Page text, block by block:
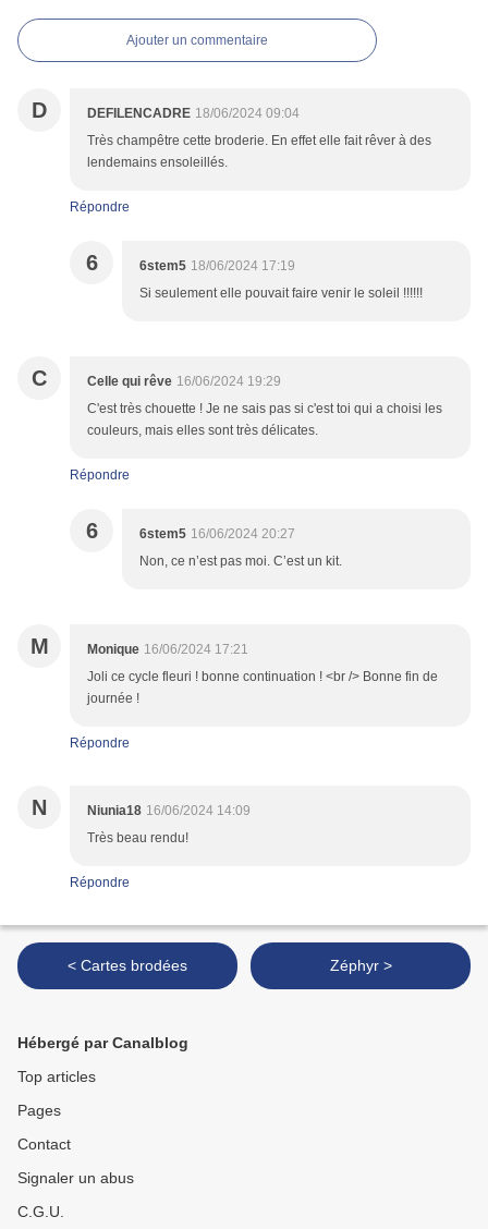
Ajouter un commentaire
D DEFILENCADRE 18/06/2024 09:04
Très champêtre cette broderie. En effet elle fait rêver à des
lendemains ensoleillés.
Répondre
6 6stem5 18/06/2024 17:19
Si seulement elle pouvait faire venir le soleil !!!!!!
C Celle qui rêve 16/06/2024 19:29
C'est très chouette ! Je ne sais pas si c'est toi qui a choisi les
couleurs, mais elles sont très délicates.
Répondre
6 6stem5 16/06/2024 20:27
Non, ce n’est pas moi. C’est un kit.
M Monique 16/06/2024 17:21
Joli ce cycle fleuri ! bonne continuation ! <br /> Bonne fin de
journée !
Répondre
N Niunia18 16/06/2024 14:09
Très beau rendu!
Répondre
< Cartes brodées Zéphyr >
Hébergé par Canalblog
Top articles
Pages
Contact
Signaler un abus
C.G.U.